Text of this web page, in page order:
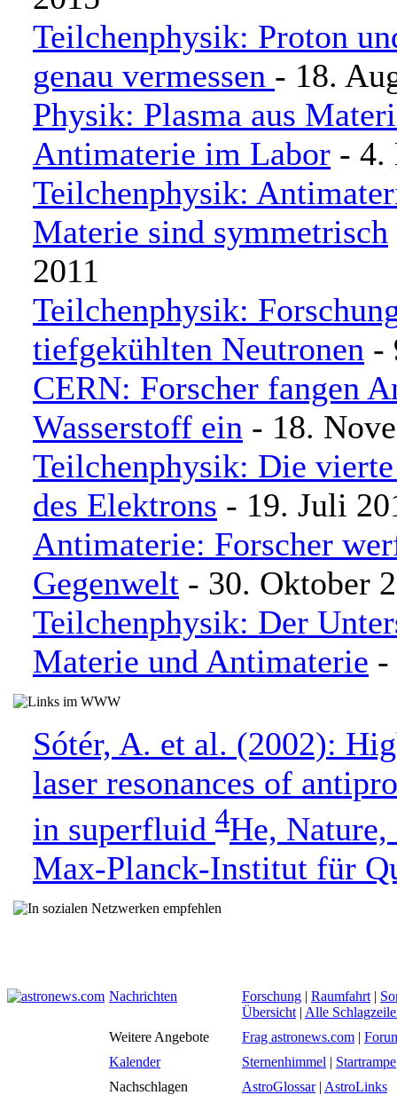
Teilchenphysik: Proton
genau vermessen - 18.
Physik: Plasma aus
Antimaterie im Labor - 4.
Teilchenphysik:
Materie sind symmetrisch
2011
Teilchenphysik:
tiefgekühlten Neutronen -
CERN: Forscher fangen
Wasserstoff ein - 18.
Teilchenphysik: Die
des Elektrons - 19. Juli
Antimaterie: Forscher
Gegenwelt - 30. Oktober
Teilchenphysik: Der
Materie und Antimaterie -
Sótér, A. et al. (2002):
laser resonances of
in superfluid 4He,
Max-Planck-Institut für
Nachrichten Forschung | Raumfahrt |
Übersicht | Alle
Weitere Angebote
Frag astronews.com |
Kalender
Sternenhimmel | Startrampe
Nachschlagen
AstroGlossar| AstroLinks